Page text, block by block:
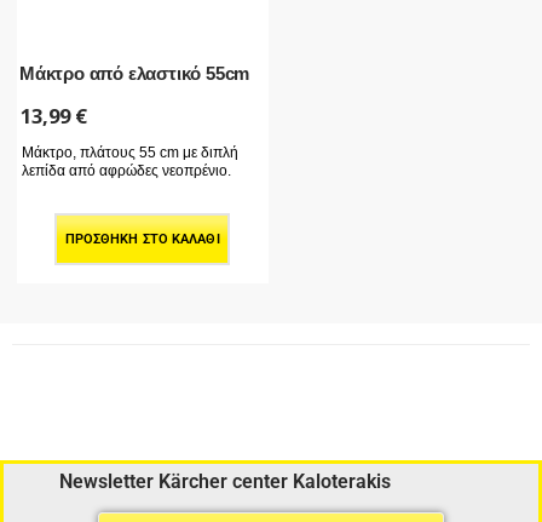
Μάκτρο από ελαστικό 55cm
13,99€
Μάκτρο, πλάτους 55 cm με διπλή
λεπίδα από αφρώδες νεοπρένιο.
ΠΡΟΣΘΉΚΗ ΣΤΟ ΚΑΛΆΘΙ
Newsletter Kärcher center Kaloterakis